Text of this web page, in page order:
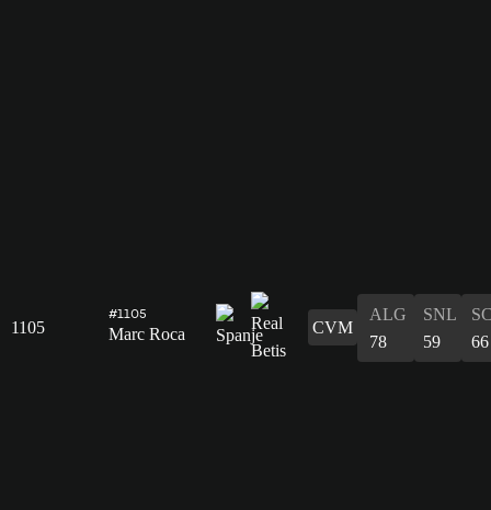
1105
#1105
Marc Roca CVM
ALG
78
SNL
59
66